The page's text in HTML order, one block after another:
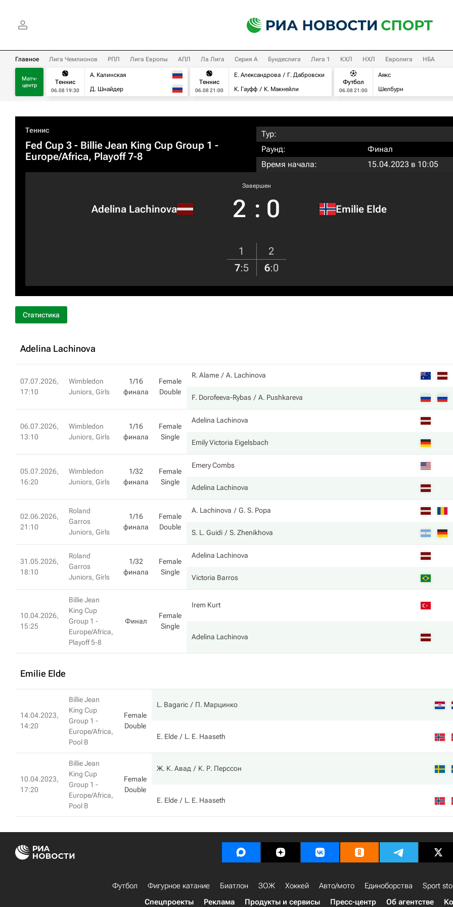
Главное Лига Чемпионов РПЛ Лига Европы АПЛ Ла Лига Серия А Бундеслига Лига 1 КХЛ НХЛ Евролига НБА
Матч-
центр
Теннис
06.08 19:30
А. Калинская
Д. Шнайдер
Теннис
06.08 21:00
Е. Александрова
Г. Дабровски
К. Гауфф
К. Макнейли
Футбол
06.08 21:00
Аякс
Шелбурн
Теннис
Fed Cup 3 - Billie Jean King Cup Group 1 -
Europe/Africa, Playoff 7-8
Тур:
Раунд:
Финал
Время начала:
15.04.2023 в 10:05
Adelina Lachinova
Завершен
2 : 0 Emilie Elde
1
2
7:5 6:0
Статистика
Adelina Lachinova
07.07.2026,
17:10
Wimbledon
Juniors, Girls
1/16
финала
Female
Double
R. Alame A. Lachinova
F. Dorofeeva-Rybas A. Pushkareva
06.07.2026,
13:10
Wimbledon
Juniors, Girls
1/16
финала
Female
Single
Adelina Lachinova
Emily Victoria Eigelsbach
05.07.2026,
16:20
Wimbledon
Juniors, Girls
1/32
финала
Female
Single
Emery Combs
Adelina Lachinova
02.06.2026,
21:10
Roland
Garros
Juniors, Girls
1/16
финала
Female
Double
A. Lachinova G. S. Popa
S. L. Guidi S. Zhenikhova
31.05.2026,
18:10
Roland
Garros
Juniors, Girls
1/32
финала
Female
Single
Adelina Lachinova
Victoria Barros
10.04.2026,
15:25
Billie Jean
King Cup
Group 1 -
Europe/Africa,
Playoff 5-8
Финал
Female
Single
Irem Kurt
Adelina Lachinova
Emilie Elde
14.04.2023,
14:20
Billie Jean
King Cup
Group 1 -
Europe/Africa,
Pool B
Female
Double
L. Bagaric П. Марцинко
E. Elde L. E. Haaseth
10.04.2023,
17:20
Billie Jean
King Cup
Group 1 -
Europe/Africa,
Pool B
Female
Double
Ж. К. Авад К. Р. Перссон
E. Elde L. E. Haaseth
Футбол Фигурное катание Биатлон ЗОЖ Хоккей Авто/мото Единоборства Sport
Спецпроекты
Реклама Продукты и сервисы Пресс-центр Об агентстве